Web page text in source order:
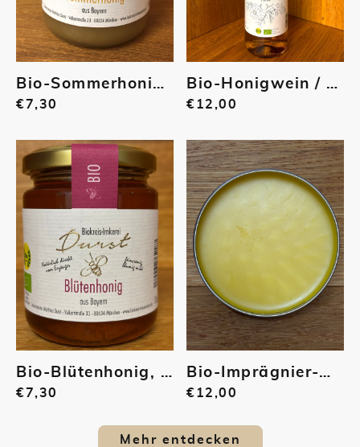
Bio-Sommerhonig, cremig, 335 g | 006
€7,30
Bio-Honigwein / Bio-Met, lieblich-halbtrocken, 13 % Alk., 0,75 L | 003
€12,00
Bio-Blütenhonig, flüssig, 335 g | 009
€7,30
Bio-Imprägnier-Wachs, 150 g Dose | 011
€12,00
Mehr entdecken